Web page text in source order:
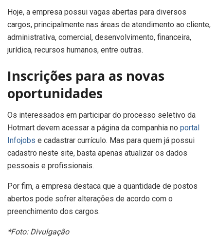
Hoje, a empresa possui vagas abertas para diversos
cargos, principalmente nas áreas de atendimento ao cliente,
administrativa, comercial, desenvolvimento, financeira,
jurídica, recursos humanos, entre outras.
Inscrições para as novas
oportunidades
Os interessados em participar do processo seletivo da
Hotmart devem acessar a página da companhia no portal
Infojobs e cadastrar currículo. Mas para quem já possui
cadastro neste site, basta apenas atualizar os dados
pessoais e profissionais.
Por fim, a empresa destaca que a quantidade de postos
abertos pode sofrer alterações de acordo com o
preenchimento dos cargos.
*Foto: Divulgação